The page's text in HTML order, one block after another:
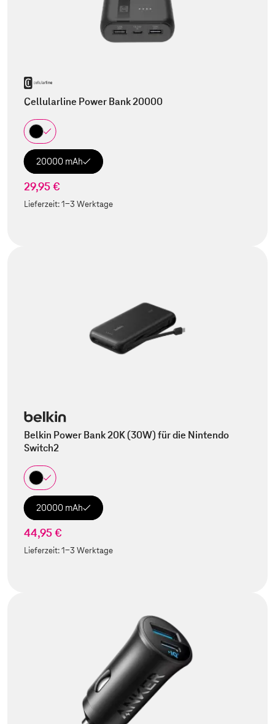
Cellularline Power Bank 20000
20000 mAh
29,95 €
Lieferzeit:1-3 Werktage
Belkin Power Bank 20K (30W) für die Nintendo
Switch2
20000 mAh
44,95 €
Lieferzeit:1-3 Werktage